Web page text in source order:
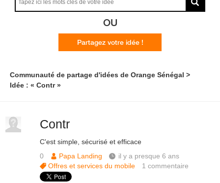
OU
Partagez votre idée !
Communauté de partage d'idées de Orange Sénégal
Idée : « Contr »
Contr
C'est simple, sécurisé et efficace
0
Papa Landing
il y a presque 6 ans
Offres et services du mobile
1commentaire